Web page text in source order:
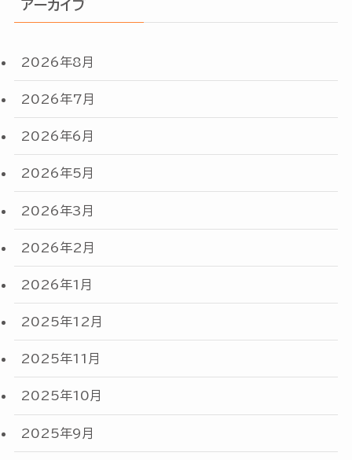
アーカイブ
2026年8月
2026年7月
2026年6月
2026年5月
2026年3月
2026年2月
2026年1月
2025年12月
2025年11月
2025年10月
2025年9月